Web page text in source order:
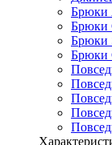
Брюки
Брюки
Брюки
Брюки